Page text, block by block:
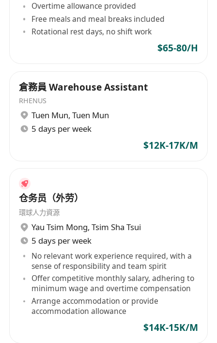
的工作氛圍，支援員工身心健康發展
Overtime allowance provided
Free meals and meal breaks included
Rotational rest days, no shift work
$65-80/H
倉務員 Warehouse Assistant
RHENUS
Tuen Mun, Tuen Mun
5 days per week
$12K-17K/M
仓务员（外劳）
環球人力資源
Yau Tsim Mong, Tsim Sha Tsui
5 days per week
No relevant work experience required, with a
sense of responsibility and team spirit
Offer competitive monthly salary, adhering to
minimum wage and overtime compensation
Arrange accommodation or provide
accommodation allowance
$14K-15K/M